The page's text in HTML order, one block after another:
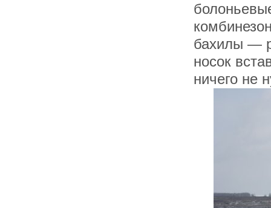
бахилы —
носок
ничего не